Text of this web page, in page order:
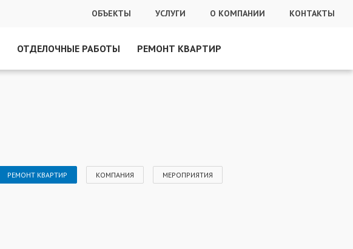
ОБЪЕКТЫ УСЛУГИ О КОМПАНИИ КОНТАКТЫ
ОТДЕЛОЧНЫЕ РАБОТЫ РЕМОНТ КВАРТИР
РЕМОНТ КВАРТИР КОМПАНИЯ МЕРОПРИЯТИЯ